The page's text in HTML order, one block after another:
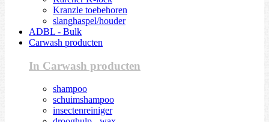
Kranzle toebehoren
slanghaspel/houder
ADBL - Bulk
Carwash producten
In Carwash producten
shampoo
schuimshampoo
insectenreiniger